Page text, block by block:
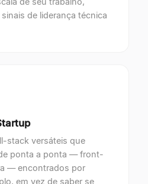
de liderança técnica
stack versáteis que
ponta a ponta — front-
— encontrados por
em vez de saber se